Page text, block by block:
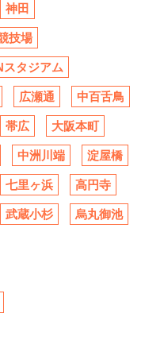
神田
技場
スタジアム
広瀬通 中百舌鳥
帯広 大阪本町
中洲川端 淀屋橋
七里ヶ浜 高円寺
武蔵小杉 烏丸御池